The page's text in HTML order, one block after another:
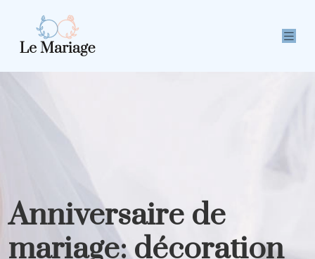
Anniversaire de
mariage: décoration